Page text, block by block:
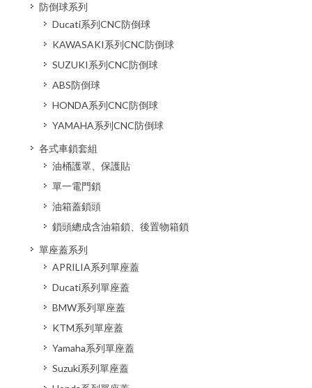
防倒球系列
Ducati系列CNC防倒球
KAWASAKI系列CNC防倒球
SUZUKI系列CNC防倒球
ABS防倒球
HONDA系列CNC防倒球
YAMAHA系列CNC防倒球
各式車鎖套組
油桶護罩、保護貼
單一電門鎖
油箱蓋鎖頭
鎖頭總成含油箱鎖、後置物箱鎖
單座蓋系列
APRILIA系列單座蓋
Ducati系列單座蓋
BMW系列單座蓋
KTM系列單座蓋
Yamaha系列單座蓋
Suzuki系列單座蓋